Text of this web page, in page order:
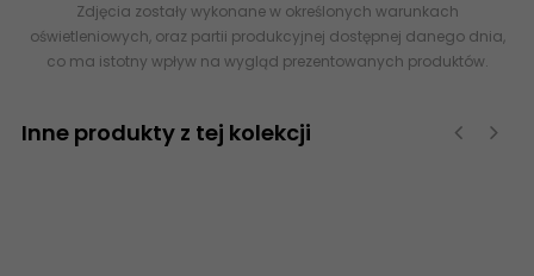
Zdjęcia zostały wykonane w określonych warunkach
oświetleniowych, oraz partii produkcyjnej dostępnej danego dnia,
co ma istotny wpływ na wygląd prezentowanych produktów.
Inne produkty z tej kolekcji